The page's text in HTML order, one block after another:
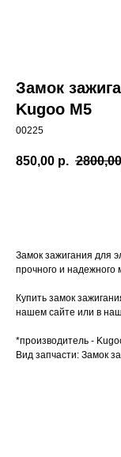
Замок
Kugoo M5
00225
850,00 р. 2800,00
Замок зажигания для
прочного и надежного
Купить замок
нашем сайте или в
*производитель -
Вид запчасти: Замок